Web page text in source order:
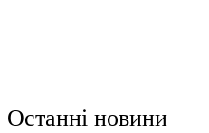
Останні новини